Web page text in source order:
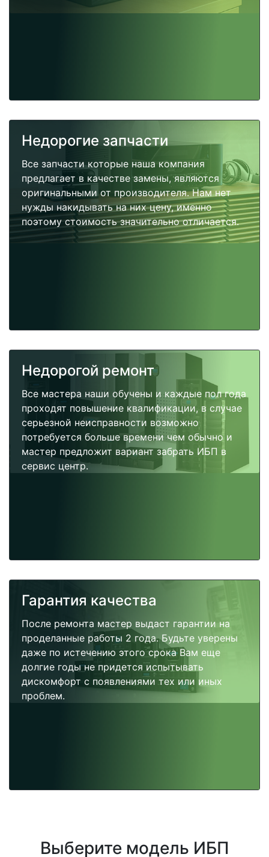
Недорогие запчасти
Все запчасти которые наша компания
предлагает в качестве замены, являются
оригинальными от производителя. Нам нет
нужды накидывать на них цену, именно
поэтому стоимость значительно отличается.
Недорогой ремонт
Все мастера наши обучены и каждые пол года
проходят повышение квалификации, в случае
серьезной неисправности возможно
потребуется больше времени чем обычно и
мастер предложит вариант забрать ИБП в
сервис центр.
Гарантия качества
После ремонта мастер выдаст гарантии на
проделанные работы 2 года. Будьте уверены
даже по истечению этого срока Вам еще
долгие годы не придется испытывать
дискомфорт с появлениями тех или иных
проблем.
Выберите модель ИБП